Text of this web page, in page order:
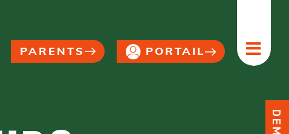
PARENTS PORTAIL